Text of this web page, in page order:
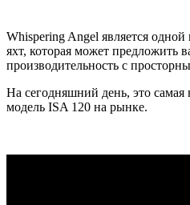
Whispering Angel является
яхт, которая может предложить
производительность с
На сегодняшний день, это
модель ISA 120 на рынке.